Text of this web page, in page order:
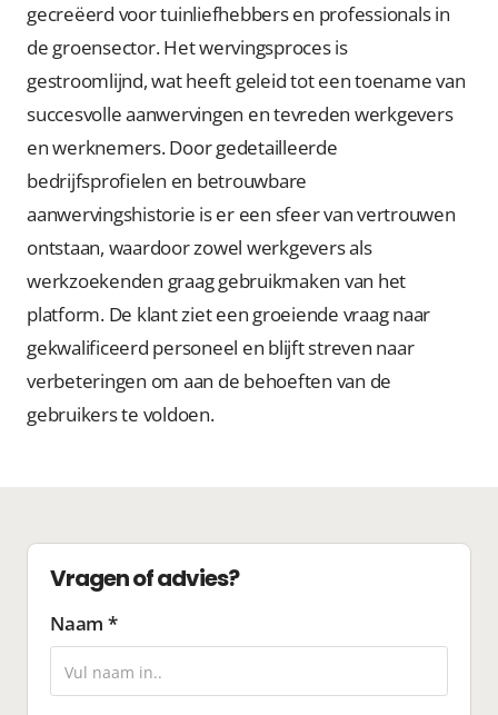
gecreëerd voor tuinliefhebbers en professionals in
de groensector. Het wervingsproces is
gestroomlijnd, wat heeft geleid tot een toename van
succesvolle aanwervingen en tevreden werkgevers
en werknemers. Door gedetailleerde
bedrijfsprofielen en betrouwbare
aanwervingshistorie is er een sfeer van vertrouwen
ontstaan, waardoor zowel werkgevers als
werkzoekenden graag gebruikmaken van het
platform. De klant ziet een groeiende vraag naar
gekwalificeerd personeel en blijft streven naar
verbeteringen om aan de behoeften van de
gebruikers te voldoen.
Vragen of advies?
Naam *